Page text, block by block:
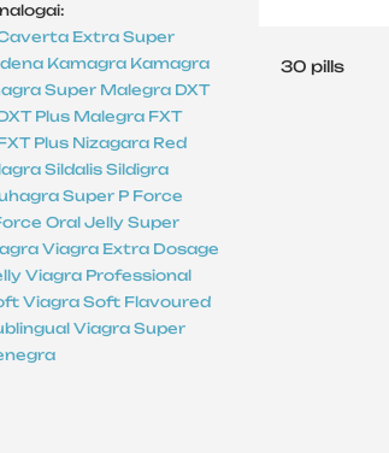
Extra Super
Kamagra Kamagra
Super Malegra DXT
Plus Malegra FXT
Plus Nizagara Red
Sildalis Sildigra
Super P Force
Oral Jelly Super
Viagra Extra Dosage
Viagra Professional
Viagra Soft Flavoured
Viagra Super
30 pills